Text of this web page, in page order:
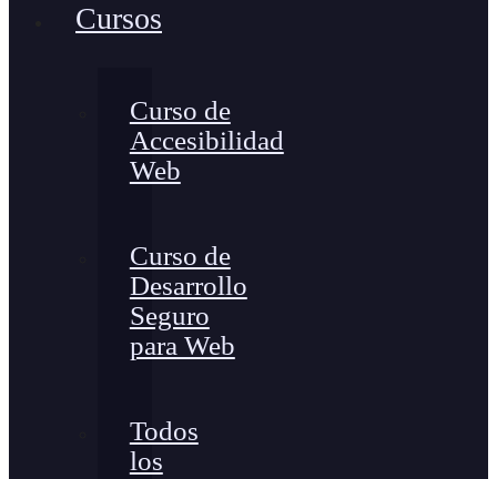
Cursos
Curso de
Accesibilidad
Web
Curso de
Desarrollo
Seguro
para Web
Todos
los